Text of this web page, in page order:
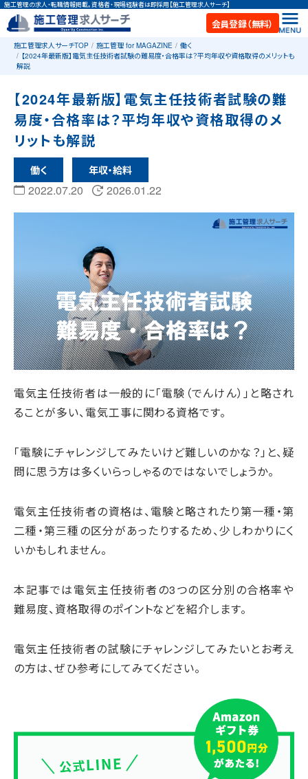
施工管理の求人・転職情報掲載。資格者・現場経験者は即採用【施工管理求人サーチ】
会員登録（無料）
施工管理求人サーチTOP 施工管理 for MAGAZINE
働く
【2024年最新版】電気主任技術者試験の難易度・合格率は？平均年収や資格取得のメリットも
解説
【2024年最新版】電気主任技術者試験の難
易度・合格率は？平均年収や資格取得のメ
リットも解説
働く 年収・給料
2022.07.20 2026.01.22
電気主任技術者は一般的に「電験（でんけん）」と略され
ることが多い、電気工事に関わる資格です。
「電験にチャレンジしてみたいけど難しいのかな？」と、疑
問に思う方は多くいらっしゃるのではないでしょうか。
電気主任技術者の資格は、電験と略されたり第一種・第
二種・第三種の区分があったりするため、少しわかりにく
いかもしれません。
本記事では電気主任技術者の3つの区分別の合格率や
難易度、資格取得のポイントなどを紹介します。
電気主任技術者の試験にチャレンジしてみたいとお考え
の方は、ぜひ参考にしてみてください。